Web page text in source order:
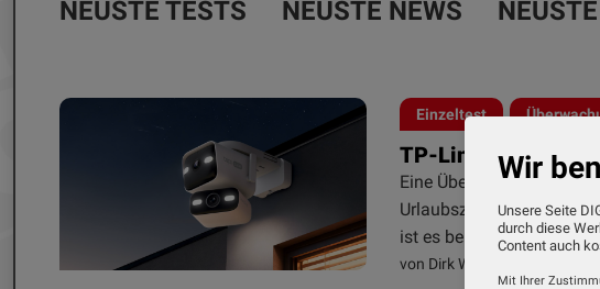
NEUSTE TESTS NEUSTE NEWS
Einzeltest
TP-Link - Tapo
Eine
Urlaubszeit, wenn man
ist es beruhigend,...
von Dirk Weyel
Wir
Unsere Seite
durch diese
Content auch
Mit Ihrer